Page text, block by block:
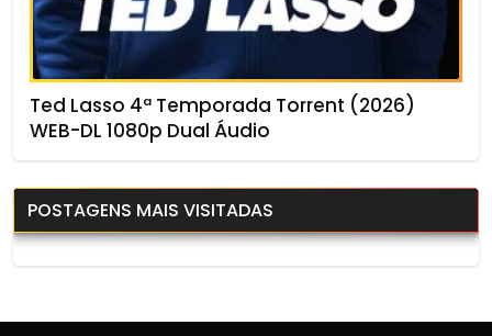
Ted Lasso 4ª Temporada Torrent (2026)
WEB-DL 1080p Dual Áudio
POSTAGENS MAIS VISITADAS